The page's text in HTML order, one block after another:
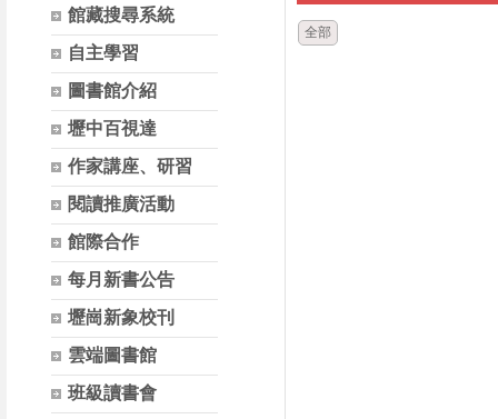
館藏搜尋系統
自主學習
圖書館介紹
壢中百視達
作家講座、研習
閱讀推廣活動
館際合作
每月新書公告
壢崗新象校刊
雲端圖書館
班級讀書會
全部